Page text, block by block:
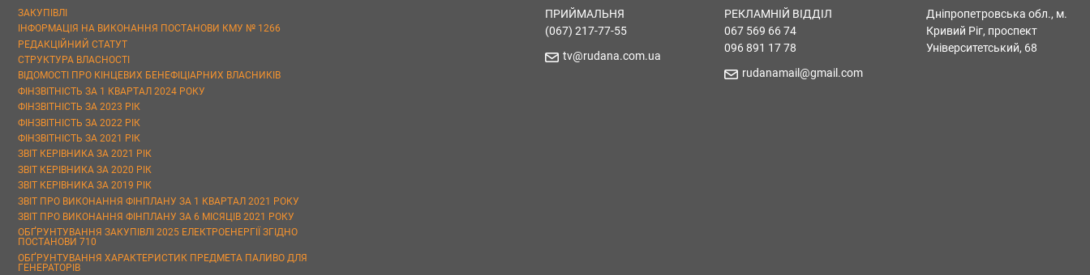
ЗАКУПІВЛІ
ІНФОРМАЦІЯ НА ВИКОНАННЯ ПОСТАНОВИ КМУ № 1266
РЕДАКЦІЙНИЙ СТАТУТ
СТРУКТУРА ВЛАСНОСТІ
ВІДОМОСТІ ПРО КІНЦЕВИХ БЕНЕФІЦІАРНИХ ВЛАСНИКІВ
ФІНЗВІТНІСТЬ ЗА 1 КВАРТАЛ 2024 РОКУ
ФІНЗВІТНІСТЬ ЗА 2023 РІК
ФІНЗВІТНІСТЬ ЗА 2022 РІК
ФІНЗВІТНІСТЬ ЗА 2021 РІК
ЗВІТ КЕРІВНИКА ЗА 2021 РІК
ЗВІТ КЕРІВНИКА ЗА 2020 РІК
ЗВІТ КЕРІВНИКА ЗА 2019 РІК
ЗВІТ ПРО ВИКОНАННЯ ФІНПЛАНУ ЗА 1 КВАРТАЛ 2021 РОКУ
ЗВІТ ПРО ВИКОНАННЯ ФІНПЛАНУ ЗА 6 МІСЯЦІВ 2021 РОКУ
ОБҐРУНТУВАННЯ ЗАКУПІВЛІ 2025 ЕЛЕКТРОЕНЕРГІЇ ЗГІДНО
ПОСТАНОВИ 710
ОБҐРУНТУВАННЯ ХАРАКТЕРИСТИК ПРЕДМЕТА ПАЛИВО ДЛЯ
ГЕНЕРАТОРІВ
ПРИЙМАЛЬНЯ
(067) 217-77-55
tv@rudana.com.ua
РЕКЛАМНІЙ ВІДДІЛ
067 569 66 74
096 891 17 78
rudanamail@gmail.com
Дніпропетровська обл., м.
Кривий Ріг, проспект
Університетський, 68